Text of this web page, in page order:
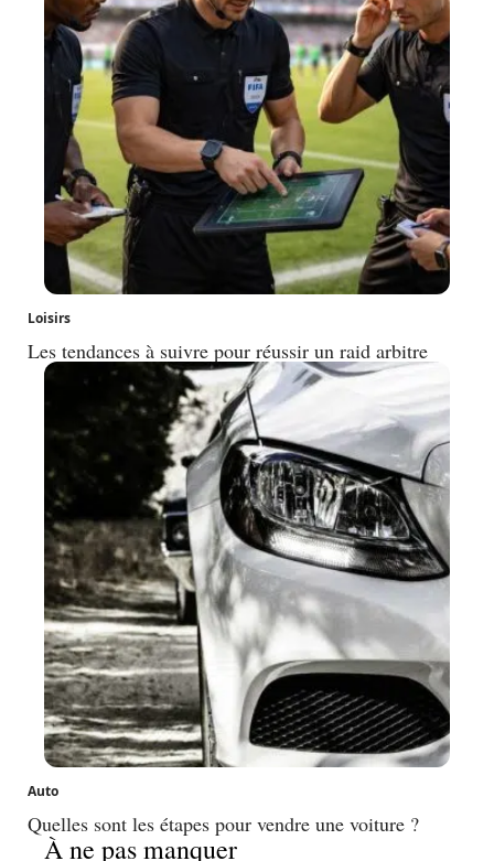
Loisirs
Les tendances à suivre pour réussir un raid arbitre
Auto
Quelles sont les étapes pour vendre une voiture ?
À ne pas manquer